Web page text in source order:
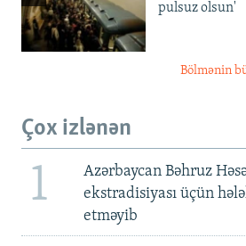
pulsuz olsun'
Bölmənin
Çox izlənən
1
Azərbaycan Bəhruz
ekstradisiyası üçün
etməyib